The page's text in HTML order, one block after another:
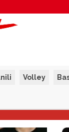
Volley